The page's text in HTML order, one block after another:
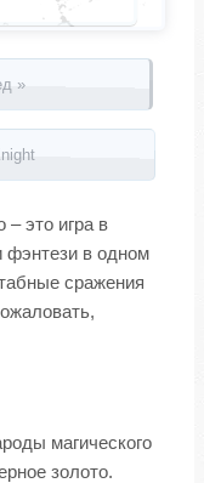
»
– это игра в
фэнтези в одном
сражения
магического
золото.